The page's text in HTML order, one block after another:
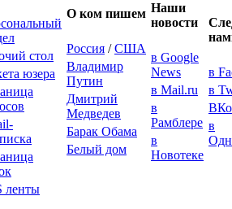
стол
юзера
ленты
О ком пишем
Россия /США
Владимир
Путин
Дмитрий
Медведев
Барак Обама
Белый дом
Наши
новости
в Google
News
в Mail.ru
в
Рамблере
в
Новотеке
в
в
в